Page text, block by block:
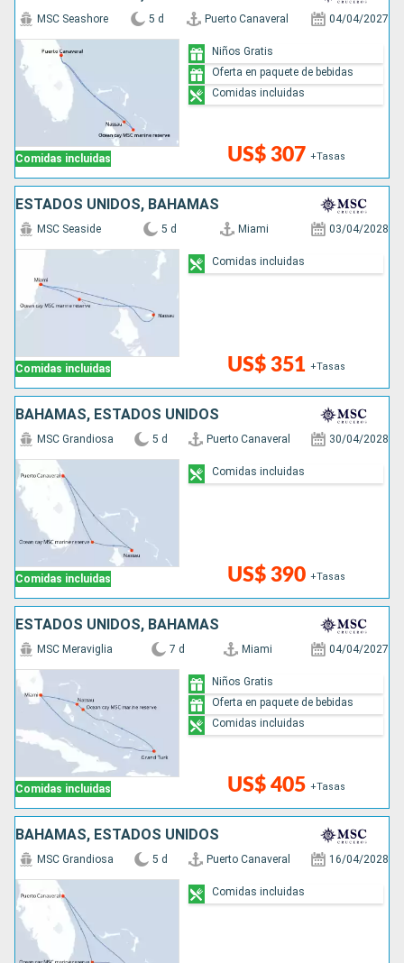
Comidas incluidas
MSC Seashore 5 d Puerto Canaveral 04/04/2027
US$ 307 +Tasas
Niños Gratis
Oferta en paquete de bebidas
Comidas incluidas
ESTADOS UNIDOS, BAHAMAS
Comidas incluidas
MSC Seaside 5 d Miami 03/04/2028
US$ 351 +Tasas
Comidas incluidas
BAHAMAS, ESTADOS UNIDOS
Comidas incluidas
MSC Grandiosa 5 d Puerto Canaveral 30/04/2028
US$ 390 +Tasas
Comidas incluidas
ESTADOS UNIDOS, BAHAMAS
Comidas incluidas
MSC Meraviglia 7 d Miami 04/04/2027
US$ 405 +Tasas
Niños Gratis
Oferta en paquete de bebidas
Comidas incluidas
BAHAMAS, ESTADOS UNIDOS
MSC Grandiosa 5 d Puerto Canaveral 16/04/2028
Comidas incluidas